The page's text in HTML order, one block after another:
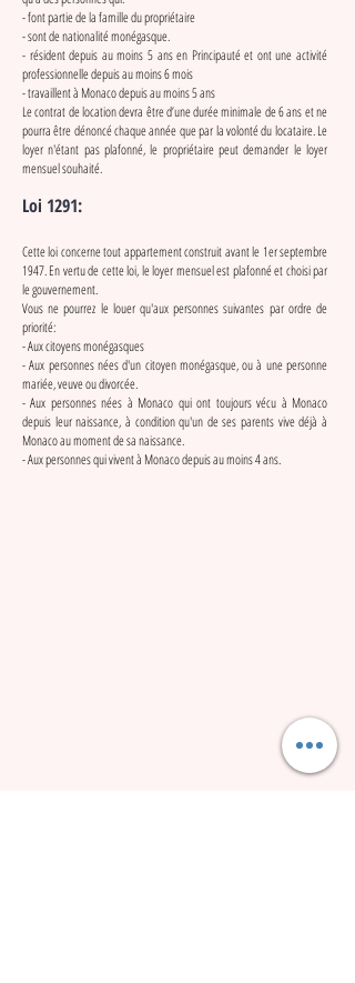
- font partie de la famille du propriétaire
- sont de nationalité monégasque.
- résident depuis au moins 5 ans en Principauté et ont une activité
professionnelle depuis au moins 6 mois
- travaillent à Monaco depuis au moins 5 ans
Le contrat de location devra être d’une durée minimale de 6 ans et ne
pourra être dénoncé chaque année que par la volonté du locataire. Le
loyer n'étant pas plafonné, le propriétaire peut demander le loyer
mensuel souhaité.
Loi 1291:
Cette loi concerne tout appartement construit avant le 1er septembre
1947. En vertu de cette loi, le loyer mensuel est plafonné et choisi par
le gouvernement.
Vous ne pourrez le louer qu'aux personnes suivantes par ordre de
priorité:
- Aux citoyens monégasques
- Aux personnes nées d'un citoyen monégasque, ou à une personne
mariée, veuve ou divorcée.
- Aux personnes nées à Monaco qui ont toujours vécu à Monaco
depuis leur naissance, à condition qu'un de ses parents vive déjà à
Monaco au moment de sa naissance.
- Aux personnes qui vivent à Monaco depuis au moins 4 ans.